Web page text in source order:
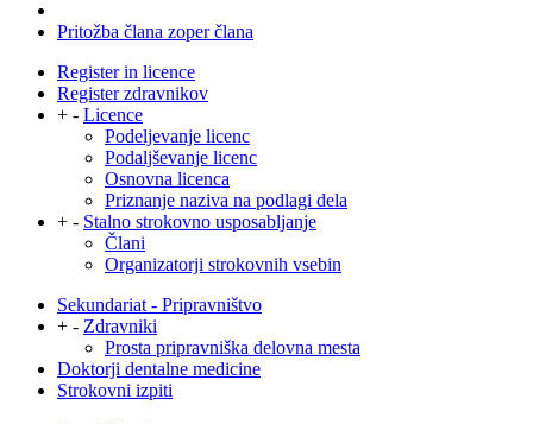
Pritožba člana zoper člana
Register in licence
Register zdravnikov
+ - Licence
Podeljevanje licenc
Podaljševanje licenc
Osnovna licenca
Priznanje naziva na podlagi dela
+ - Stalno strokovno usposabljanje
Člani
Organizatorji strokovnih vsebin
Sekundariat - Pripravništvo
+ - Zdravniki
Prosta pripravniška delovna mesta
Doktorji dentalne medicine
Strokovni izpiti